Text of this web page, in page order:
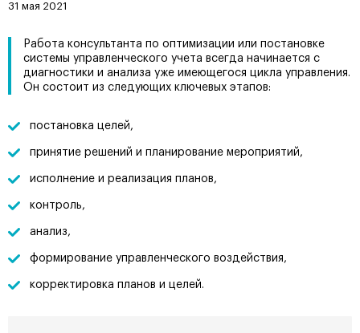
31 мая 2021
Работа консультанта по оптимизации или постановке
системы управленческого учета всегда начинается с
диагностики и анализа уже имеющегося цикла управления.
Он состоит из следующих ключевых этапов:
постановка целей,
принятие решений и планирование мероприятий,
исполнение и реализация планов,
контроль,
анализ,
формирование управленческого воздействия,
корректировка планов и целей.